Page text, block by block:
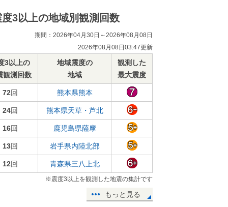
度3以上の地域別観測回数
期間：2026年04月30日～2026年08月08日
2026年08月08日03:47更新
3以上の
観測回数
地域震度の
地域
観測した
最大震度
72回 熊本県熊本
24回 熊本県天草・芦北
16回 鹿児島県薩摩
13回 岩手県内陸北部
12回 青森県三八上北
※震度3以上を観測した地震の集計です
もっと見る